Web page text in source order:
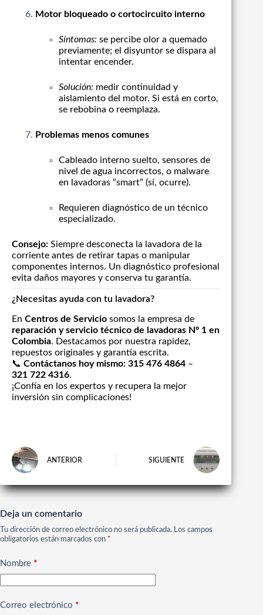
Motor bloqueado o cortocircuito interno
Síntomas: se percibe olor a quemado
previamente; el disyuntor se dispara al
intentar encender.
Solución: medir continuidad y
aislamiento del motor. Si está en corto,
se rebobina o reemplaza.
Problemas menos comunes
Cableado interno suelto, sensores de
nivel de agua incorrectos, o malware
en lavadoras “smart” (sí, ocurre).
Requieren diagnóstico de un técnico
especializado.
Consejo: Siempre desconecta la lavadora de la
corriente antes de retirar tapas o manipular
componentes internos. Un diagnóstico profesional
evita daños mayores y conserva tu garantía.
¿Necesitas ayuda con tu lavadora?
En Centros de Servicio somos la empresa de
reparación y servicio técnico de lavadoras Nº 1 en
Colombia. Destacamos por nuestra rapidez,
repuestos originales y garantía escrita.
📞 Contáctanos hoy mismo: 315 476 4864 –
321 722 4316.
¡Confía en los expertos y recupera la mejor
inversión sin complicaciones!
ANTERIOR SIGUIENTE
Deja un comentario
Tu dirección de correo electrónico no será publicada. Los campos
obligatorios están marcados con *
Nombre *
Correo electrónico *